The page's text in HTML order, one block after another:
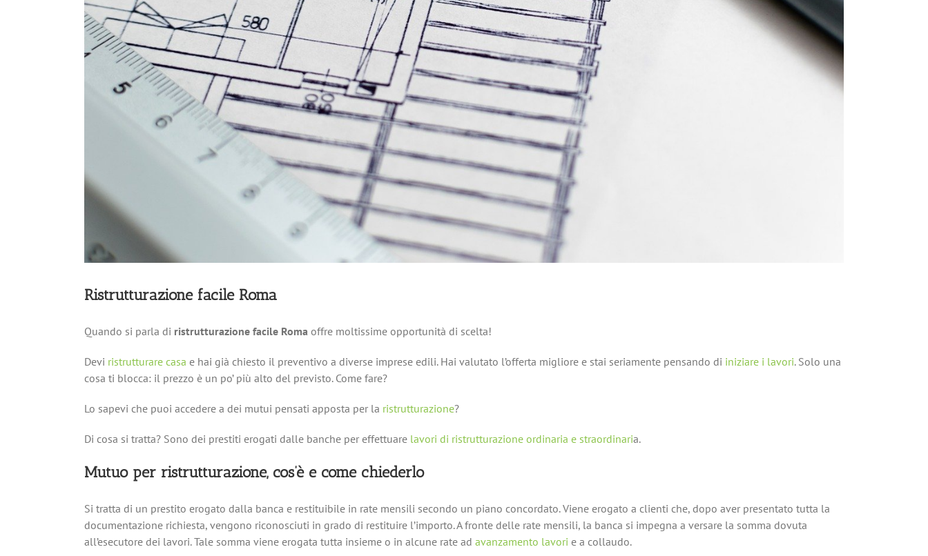
Ristrutturazione facile Roma
Quando si parla di ristrutturazione facile Roma offre moltissime opportunità di scelta!
Devi ristrutturare casa e hai già chiesto il preventivo a diverse imprese edili. Hai valutato l’offerta migliore e stai seriamente pensando di iniziare i lavori. Solo una
cosa ti blocca: il prezzo è un po’ più alto del previsto. Come fare?
Lo sapevi che puoi accedere a dei mutui pensati apposta per la ristrutturazione?
Di cosa si tratta? Sono dei prestiti erogati dalle banche per effettuare lavori di ristrutturazione ordinaria e straordinaria.
Mutuo per ristrutturazione, cos’è e come chiederlo
Si tratta di un prestito erogato dalla banca e restituibile in rate mensili secondo un piano concordato. Viene erogato a clienti che, dopo aver presentato tutta la
documentazione richiesta, vengono riconosciuti in grado di restituire l’importo. A fronte delle rate mensili, la banca si impegna a versare la somma dovuta
all’esecutore dei lavori. Tale somma viene erogata tutta insieme o in alcune rate ad avanzamento lavori e a collaudo.